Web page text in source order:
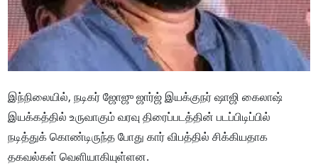
இந்நிலையில், நடிகர் ஜோஜு ஜார்ஜ் இயக்குநர் ஷாஜி கைலாஷ்
இயக்கத்தில் உருவாகும் வரவு திரைப்படத்தின் படப்பிடிப்பில்
நடித்துக் கொண்டிருந்த போது கார் விபத்தில் சிக்கியதாக
தகவல்கள் வெளியாகியுள்ளன.